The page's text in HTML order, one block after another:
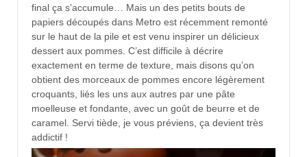
final ça s’accumule… Mais un des petits bouts de
papiers découpés dans Metro est récemment remonté
sur le haut de la pile et est venu inspirer un délicieux
dessert aux pommes. C’est difficile à décrire
exactement en terme de texture, mais disons qu’on
obtient des morceaux de pommes encore légèrement
croquants, liés les uns aux autres par une pâte
moelleuse et fondante, avec un goût de beurre et de
caramel. Servi tiède, je vous préviens, ça devient très
addictif !